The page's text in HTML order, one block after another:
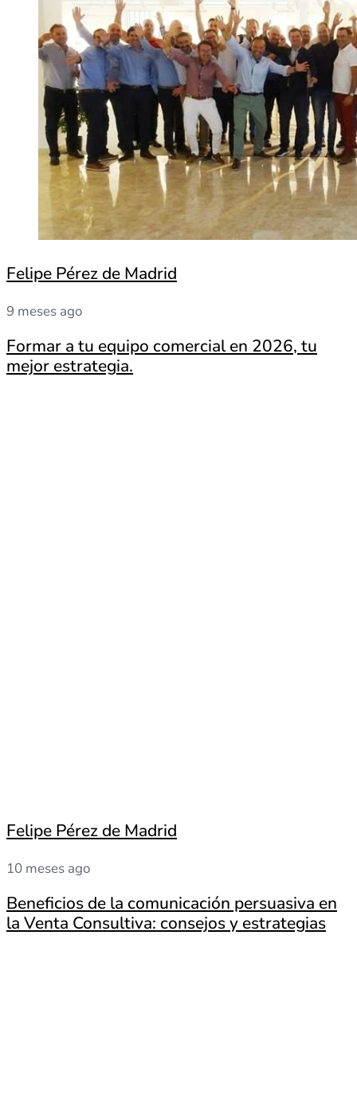
Felipe Pérez de Madrid
9 meses ago
Formar a tu equipo comercial en 2026, tu
mejor estrategia.
Felipe Pérez de Madrid
10 meses ago
Beneficios de la comunicación persuasiva en
la Venta Consultiva: consejos y estrategias